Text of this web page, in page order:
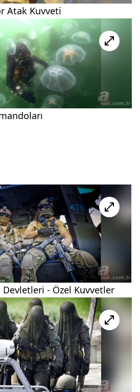
Atak Kuvveti
- Özel Kuvvetler